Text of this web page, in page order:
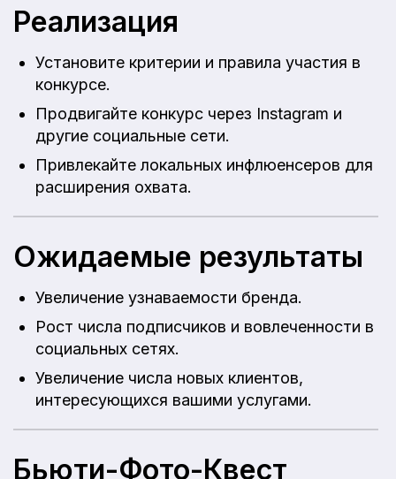
Реализация
Установите критерии и правила участия в
конкурсе.
Продвигайте конкурс через Instagram и
другие социальные сети.
Привлекайте локальных инфлюенсеров для
расширения охвата.
Ожидаемые результаты
Увеличение узнаваемости бренда.
Рост числа подписчиков и вовлеченности в
социальных сетях.
Увеличение числа новых клиентов,
интересующихся вашими услугами.
Бьюти-Фото-Квест